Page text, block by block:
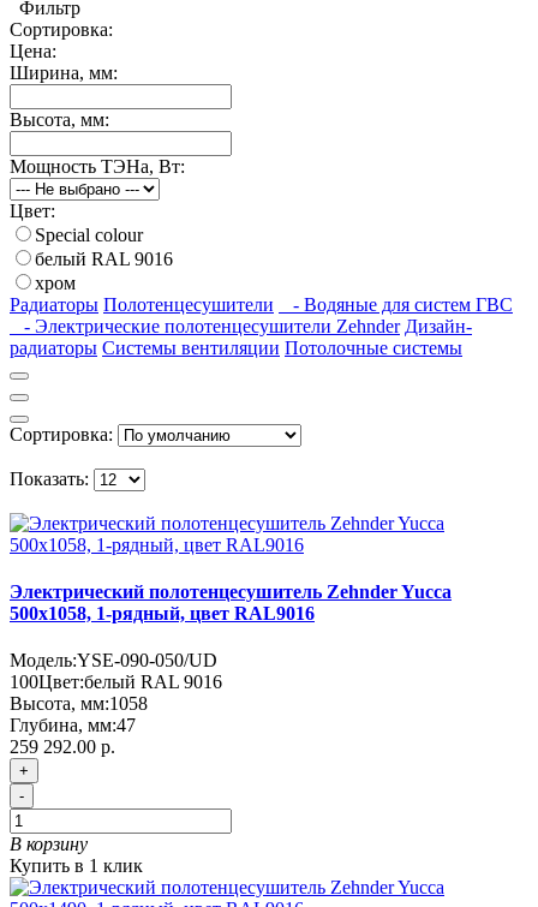
Фильтр
Сортировка:
Цена:
Ширина, мм:
Высота, мм:
Мощность ТЭНа, Вт:
Цвет:
Special colour
белый RAL 9016
хром
Радиаторы Полотенцесушители
- Водяные для систем ГВС
- Электрические полотенцесушители Zehnder Дизайн-
радиаторы Системы вентиляции Потолочные системы
Сортировка:
Показать:
Электрический полотенцесушитель Zehnder Yucca
500х1058, 1-рядный, цвет RAL9016
Модель:YSE-090-050/UD
100Цвет:белый RAL 9016
Высота, мм:1058
Глубина, мм:47
259 292.00 р.
+
-
В корзину
Купить в 1 клик